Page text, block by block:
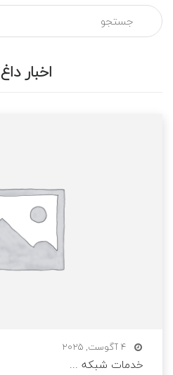
اخبار داغ
4 آگوست, 2025
خدمات شبکه ...